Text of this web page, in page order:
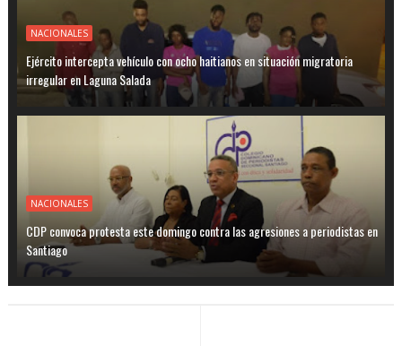
NACIONALES
Ejército intercepta vehículo con ocho haitianos en situación migratoria
irregular en Laguna Salada
NACIONALES
CDP convoca protesta este domingo contra las agresiones a periodistas en
Santiago